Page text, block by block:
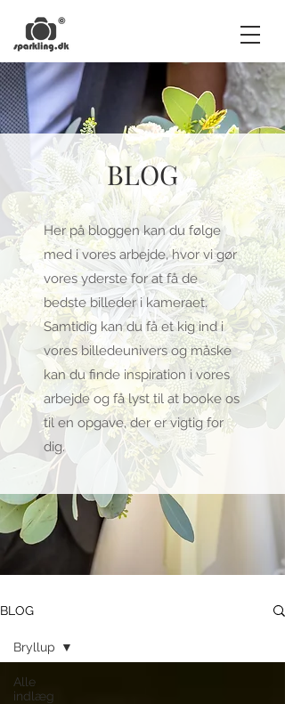
BLOG
Her på bloggen kan du følge
med i vores arbejde, hvor vi gør
vores yderste for at få de
bedste billeder i kameraet.
Samtidig kan du få et kig ind i
vores billedeunivers og måske
kan du finde inspiration i vores
arbejde og få lyst til at booke os
til en opgave, der er vigtig for
dig.
BLOG
Alle
indlæg
Bryllup